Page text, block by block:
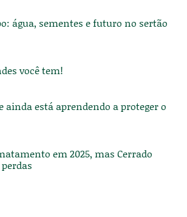
água, sementes e futuro no sertão
você tem!
ainda está aprendendo a proteger o
em 2025, mas Cerrado